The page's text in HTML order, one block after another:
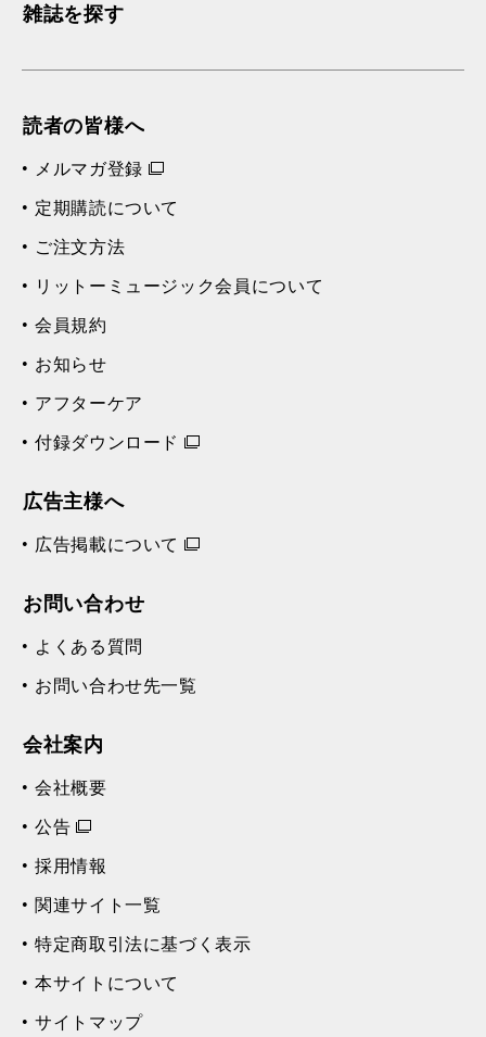
雑誌を探す
読者の皆様へ
メルマガ登録
定期購読について
ご注文方法
リットーミュージック会員について
会員規約
お知らせ
アフターケア
付録ダウンロード
広告主様へ
広告掲載について
お問い合わせ
よくある質問
お問い合わせ先一覧
会社案内
会社概要
公告
採用情報
関連サイト一覧
特定商取引法に基づく表示
本サイトについて
サイトマップ